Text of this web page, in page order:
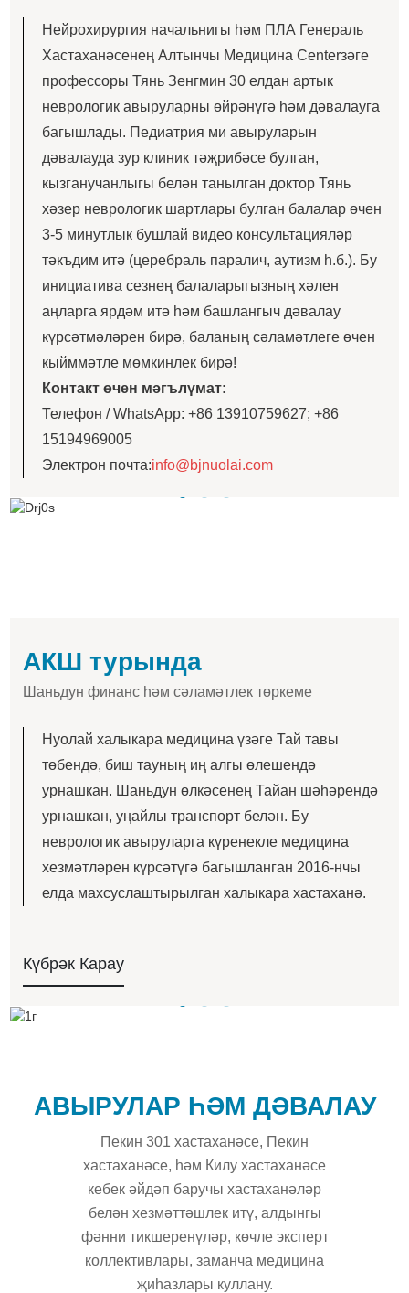
Нейрохирургия начальнигы һәм ПЛА Генераль
Хастаханәсенең Алтынчы Медицина Centerзәге
профессоры Тянь Зенгмин 30 елдан артык
неврологик авыруларны өйрәнүгә һәм дәвалауга
багышлады. Педиатрия ми авыруларын
дәвалауда зур клиник тәҗрибәсе булган,
кызганучанлыгы белән танылган доктор Тянь
хәзер неврологик шартлары булган балалар өчен
3-5 минутлык бушлай видео консультацияләр
тәкъдим итә (церебраль паралич, аутизм һ.б.). Бу
инициатива сезнең балаларыгызның хәлен
аңларга ярдәм итә һәм башлангыч дәвалау
күрсәтмәләрен бирә, баланың сәламәтлеге өчен
кыйммәтле мөмкинлек бирә!
Контакт өчен мәгълүмат:
Телефон / WhatsApp: +86 13910759627; +86
15194969005
Электрон почта:info@bjnuolai.com
АКШ турында
Шаньдун финанс һәм сәламәтлек төркеме
Нуолай халыкара медицина үзәге Тай тавы
төбендә, биш тауның иң алгы өлешендә
урнашкан. Шаньдун өлкәсенең Тайан шәһәрендә
урнашкан, уңайлы транспорт белән. Бу
неврологик авыруларга күренекле медицина
хезмәтләрен күрсәтүгә багышланган 2016-нчы
елда махсуслаштырылган халыкара хастаханә.
Күбрәк Карау
АВЫРУЛАР ҺӘМ ДӘВАЛАУ
Пекин 301 хастаханәсе, Пекин
хастаханәсе, һәм Килу хастаханәсе
кебек әйдәп баручы хастаханәләр
белән хезмәттәшлек итү, алдынгы
фәнни тикшеренүләр, көчле эксперт
коллективлары, заманча медицина
җиһазлары куллану.